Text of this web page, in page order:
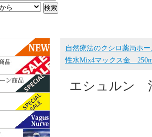
自然療法のクシロ薬局ホー
性水Mix4マックス金
エシュルン